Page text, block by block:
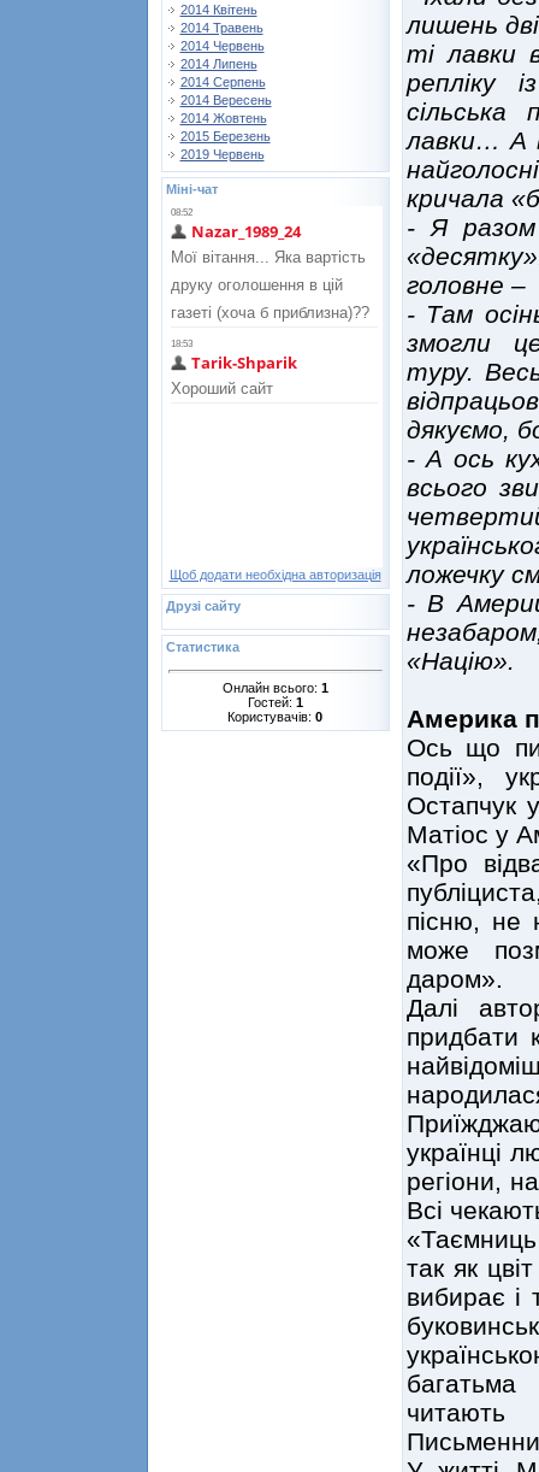
2014 Квітень
2014 Травень
2014 Червень
2014 Липень
2014 Серпень
2014 Вересень
2014 Жовтень
2015 Березень
2019 Червень
Міні-чат
Щоб додати необхідна авторизація
Друзі сайту
Статистика
Онлайн всього: 1
Гостей: 1
Користувачів: 0
лишень
ті лавки
репліку
сільська
лавки… А
кричала
- Я
головне
- Там
змогли
туру.
дякуємо,
- А ось
всього
ложечку
- В
«Націю».
Америка
Ось що
події»,
Остапчук
Матіос у
«Про
пісню, не
може
даром».
Далі
придбати
українці
регіони,
Всі
так як
вибирає і